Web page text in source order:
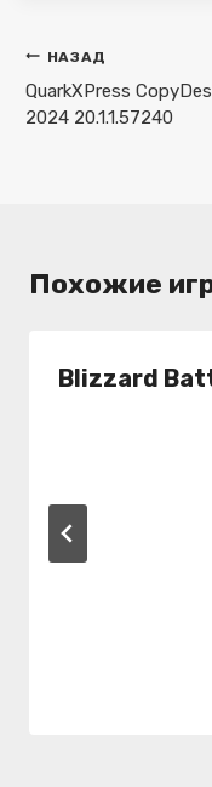
Навигация
по
записям
НАЗАД
QuarkXPress
2024 20.1.1.57240
Похожие
Blizzard